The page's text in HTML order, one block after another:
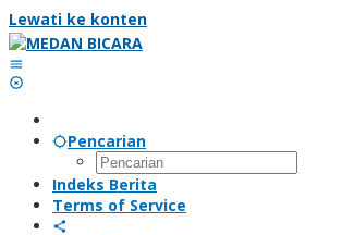
Lewati ke konten
Pencarian
Indeks Berita
Terms of Service